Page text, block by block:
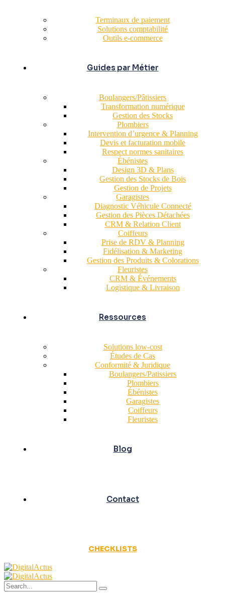
Terminaux de paiement
Solutions comptabilité
Outils e-commerce
Guides par Métier
Boulangers/Pâtissiers
Transformation numérique
Gestion des Stocks
Plombiers
Intervention d’urgence & Planning
Devis et facturation mobile
Respect normes sanitaires
Ébénistes
Design 3D & Plans
Gestion des Stocks de Bois
Gestion de Projets
Garagistes
Diagnostic Véhicule Connecté
Gestion des Pièces Détachées
CRM & Relation Client
Coiffeurs
Prise de RDV & Planning
Fidélisation & Marketing
Gestion des Produits & Colorations
Fleuristes
CRM & Événements
Logistique & Livraison
Ressources
Solutions low-cost
Études de Cas
Conformité & Juridique
Boulangers/Patissiers
Plombiers
Ébénistes
Garagistes
Coiffeurs
Fleuristes
Blog
Contact
CHECKLISTS